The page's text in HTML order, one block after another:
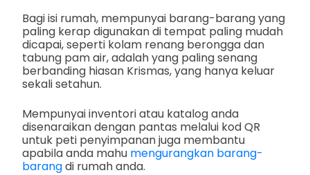
Bagi isi rumah, mempunyai barang-barang yang
paling kerap digunakan di tempat paling mudah
dicapai, seperti kolam renang berongga dan
tabung pam air, adalah yang paling senang
berbanding hiasan Krismas, yang hanya keluar
sekali setahun.
Mempunyai inventori atau katalog anda
disenaraikan dengan pantas melalui kod QR
untuk peti penyimpanan juga membantu
apabila anda mahu mengurangkan barang-
barangdi rumah anda.